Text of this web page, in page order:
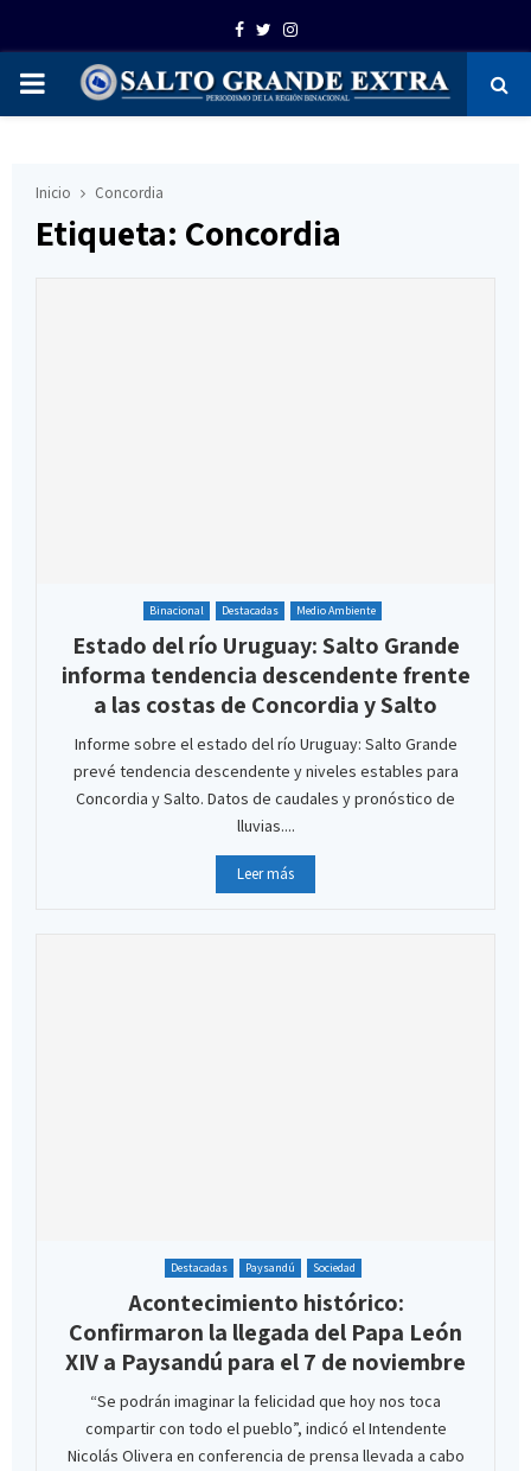
Facebook
TwitterInstagram
PRIMARY
Inicio Concordia
Etiqueta: Concordia
Binacional Destacadas Medio Ambiente
Estado del río Uruguay: Salto Grande
informa tendencia descendente frente
a las costas de Concordia y Salto
Informe sobre el estado del río Uruguay: Salto Grande
prevé tendencia descendente y niveles estables para
Concordia y Salto. Datos de caudales y pronóstico de
lluvias....
Leer más
Destacadas Paysandú Sociedad
Acontecimiento histórico:
Confirmaron la llegada del Papa León
XIV a Paysandú para el 7 de noviembre
“Se podrán imaginar la felicidad que hoy nos toca
compartir con todo el pueblo”, indicó el Intendente
Nicolás Olivera en conferencia de prensa llevada a cabo